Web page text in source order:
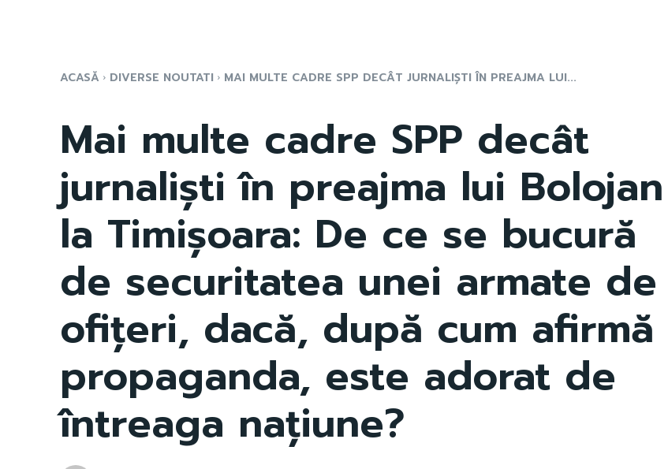
ACASĂ DIVERSE NOUTATI MAI MULTE CADRE SPP DECÂT JURNALIȘTI ÎN PREAJMA LUI...
Mai multe cadre SPP decât
jurnaliști în preajma lui Bolojan
la Timișoara: De ce se bucură
de securitatea unei armate de
ofițeri, dacă, după cum afirmă
propaganda, este adorat de
întreaga națiune?